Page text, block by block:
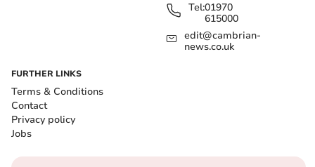
Tel:01970
615000
edit@cambrian-
news.co.uk
FURTHER LINKS
Terms & Conditions
Contact
Privacy policy
Jobs